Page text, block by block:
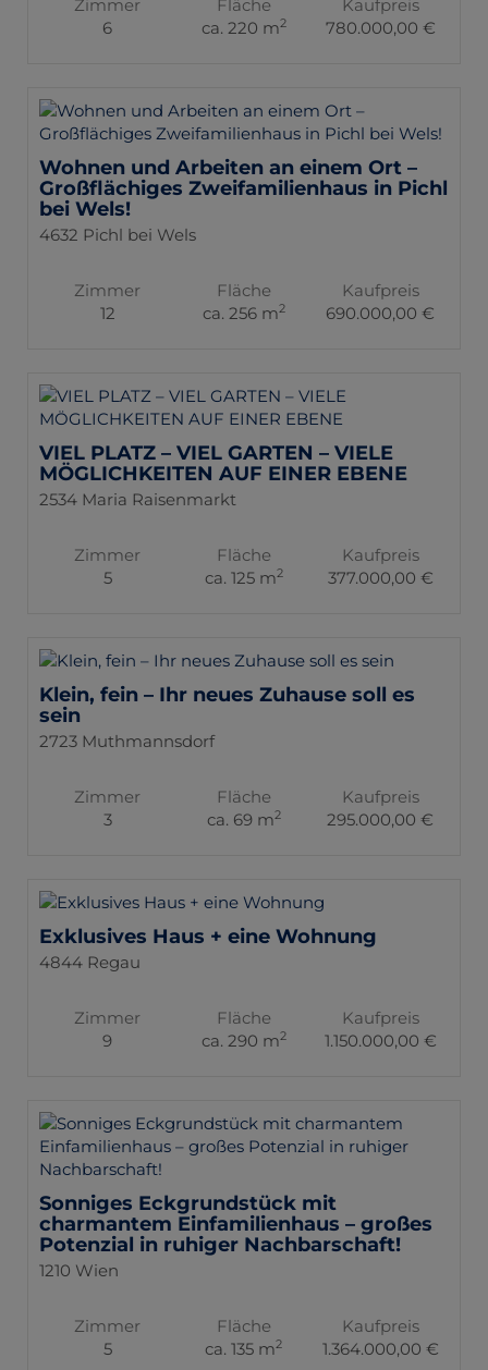
Zimmer
6
Fläche
ca. 220 m2
Kaufpreis
780.000,00 €
Wohnen und Arbeiten an einem Ort –
Großflächiges Zweifamilienhaus in Pichl
bei Wels!
4632 Pichl bei Wels
Zimmer
12
Fläche
ca. 256 m2
Kaufpreis
690.000,00 €
VIEL PLATZ – VIEL GARTEN – VIELE
MÖGLICHKEITEN AUF EINER EBENE
2534 Maria Raisenmarkt
Zimmer
5
Fläche
ca. 125 m2
Kaufpreis
377.000,00 €
Klein, fein – Ihr neues Zuhause soll es
sein
2723 Muthmannsdorf
Zimmer
3
Fläche
ca. 69 m2
Kaufpreis
295.000,00 €
Exklusives Haus + eine Wohnung
4844 Regau
Zimmer
9
Fläche
ca. 290 m2
Kaufpreis
1.150.000,00 €
Sonniges Eckgrundstück mit
charmantem Einfamilienhaus – großes
Potenzial in ruhiger Nachbarschaft!
1210 Wien
Zimmer
5
Fläche
ca. 135 m2
Kaufpreis
1.364.000,00 €